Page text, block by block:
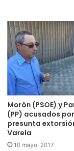
Morón (PSOE) y
(PP) acusados
presunta
Varela
10 mayo, 2017